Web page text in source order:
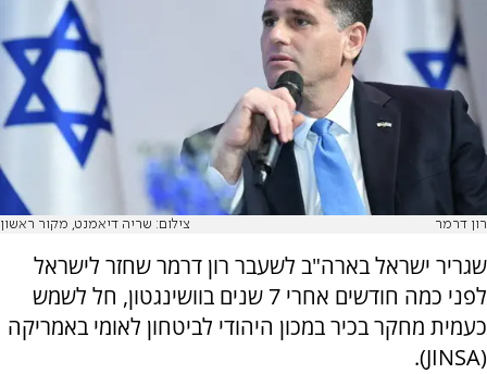
רון דרמר צילום: שריה דיאמנט, מקור ראשון
שגריר ישראל בארה"ב לשעבר רון דרמר שחזר לישראל
לפני כמה חודשים אחרי 7 שנים בוושינגטון, חל לשמש
כעמית מחקר בכיר במכון היהודי לביטחון לאומי באמריקה
(JINSA).